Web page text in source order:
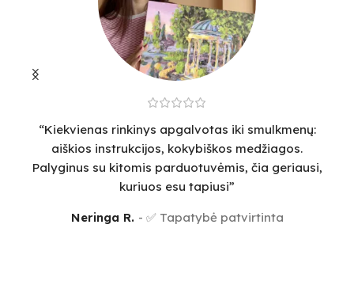
“Kiekvienas rinkinys apgalvotas iki smulkmenų:
aiškios instrukcijos, kokybiškos medžiagos.
Palyginus su kitomis parduotuvėmis, čia geriausi,
kuriuos esu tapiusi”
Neringa R. ✅ Tapatybė patvirtinta